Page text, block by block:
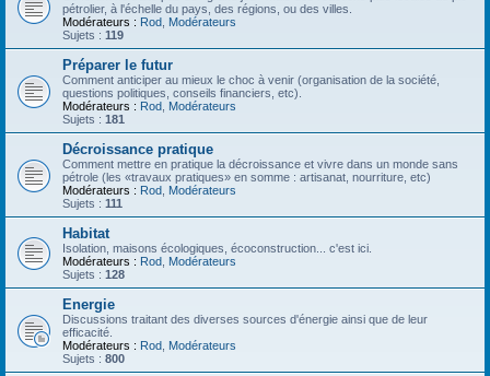
pétrolier, à l'échelle du pays, des régions, ou des villes.
Modérateurs : Rod Modérateurs
Sujets : 119
Préparer le futur
Comment anticiper au mieux le choc à venir (organisation de la société,
questions politiques, conseils financiers, etc).
Modérateurs : Rod Modérateurs
Sujets : 181
Décroissance pratique
Comment mettre en pratique la décroissance et vivre dans un monde sans
pétrole (les «travaux pratiques» en somme : artisanat, nourriture, etc)
Modérateurs : Rod Modérateurs
Sujets : 111
Habitat
Isolation, maisons écologiques, écoconstruction... c'est ici.
Modérateurs : Rod Modérateurs
Sujets : 128
Energie
Discussions traitant des diverses sources d'énergie ainsi que de leur
efficacité.
Modérateurs : Rod Modérateurs
Sujets : 800